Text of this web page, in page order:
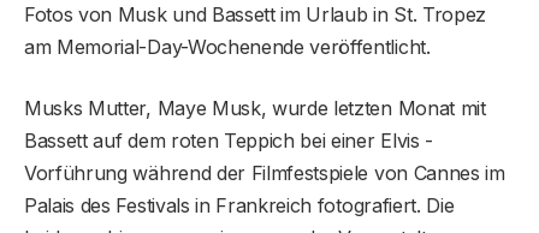
Fotos von Musk und Bassett im Urlaub in St. Tropez
am Memorial-Day-Wochenende veröffentlicht.
Musks Mutter, Maye Musk, wurde letzten Monat mit
Bassett auf dem roten Teppich bei einer Elvis -
Vorführung während der Filmfestspiele von Cannes im
Palais des Festivals in Frankreich fotografiert. Die